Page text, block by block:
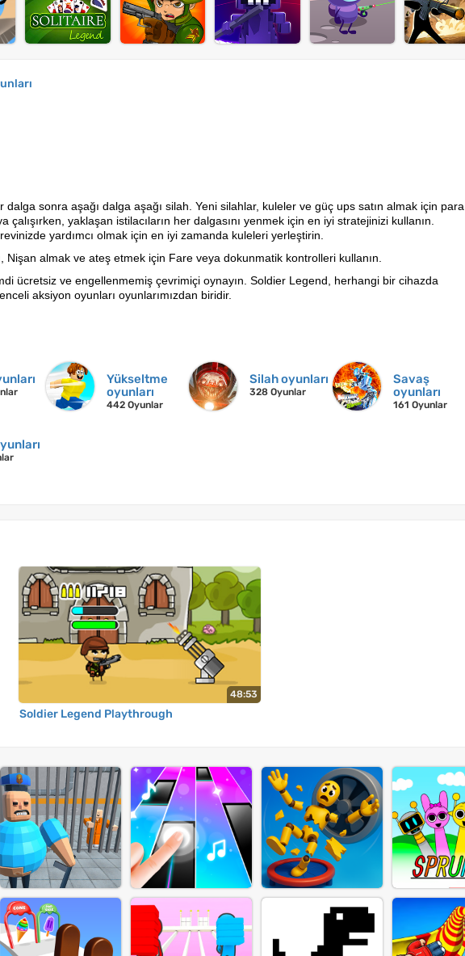
dalga sonra aşağı dalga aşağı silah. Yeni silahlar, kuleler ve güç ups satın almak için para
yaklaşan istilacıların her dalgasını yenmek için en iyi stratejinizi kullanın.
yardımcı olmak için en iyi zamanda kuleleri yerleştirin.
Nişan almak ve ateş etmek için Fare veya dokunmatik kontrolleri kullanın.
ücretsiz ve engellenmemiş çevrimiçi oynayın. Soldier Legend, herhangi bir cihazda
aksiyon oyunları oyunlarımızdan biridir.
Yükseltme
oyunları
442 Oyunlar
Silah oyunları
328 Oyunlar
Savaş
oyunları
161 Oyunlar
48:53
Soldier Legend Playthrough